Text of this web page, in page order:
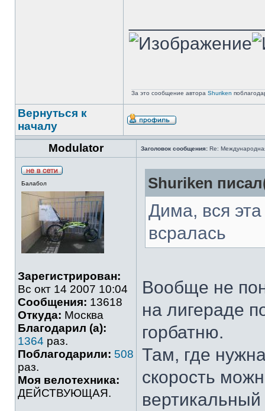
За это сообщение автора Shuriken
Вернуться к
началу
Modulator
Заголовок сообщения: Re:
Балабол
Зарегистрирован:
Вс окт 14 2007 10:04
Сообщения: 13618
Откуда: Москва
Благодарил (а):
1364 раз.
Поблагодарили: 508
раз.
Моя велотехника:
ДЕЙСТВУЮЩАЯ.
Shuriken
Дима, вся
всралась
Вообще не
на лигераде
горбатню.
Там, где
скорость